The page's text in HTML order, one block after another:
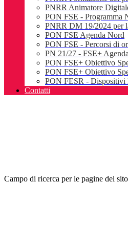
PNRR Animatore
PON FSE - Programma
PNRR DM 19/2024 per
PON FSE Agenda Nord
PON FSE - Percorsi di
PN 21/27 - FSE+
PON FSE+ Obiettivo
PON FSE+ Obiettivo
PON FESR - Dispositivi
Contatti
Campo di ricerca per le pagine del sito